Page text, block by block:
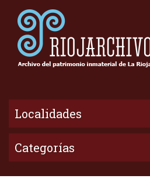
Localidades
Categorías